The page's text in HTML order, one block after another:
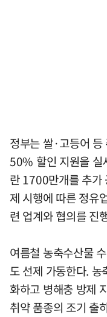
정부는 쌀·고등어
50% 할인 지원을 실
란 1700만개를 추가
제 시행에 따른 정유
련 업계와 협의를 진
여름철 농축수산물
도 선제 가동한다.
화하고 병해충 방제
취약 품종의 조기 출